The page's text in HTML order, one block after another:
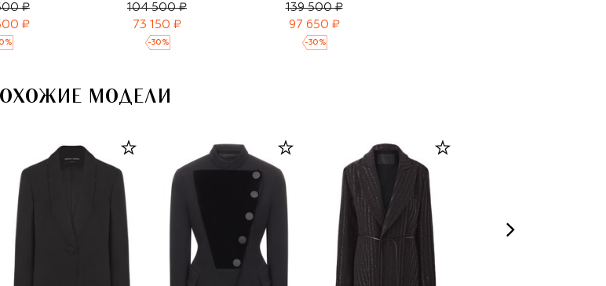
₽
₽
%
104 500 ₽
73 150 ₽
-30 %
139 500 ₽
97 650 ₽
-30 %
МОДЕЛИ